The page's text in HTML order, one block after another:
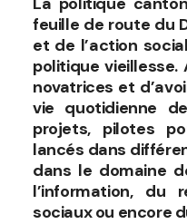
feuille de route du
et de l’action
politique
novatrices et
vie quotidienne
projets, pilotes
lancés dans
dans le domaine
l’information, du
sociaux ou encore